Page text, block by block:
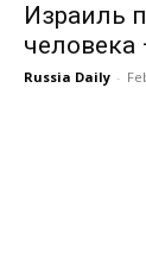
Израиль
человека
Russia Daily -